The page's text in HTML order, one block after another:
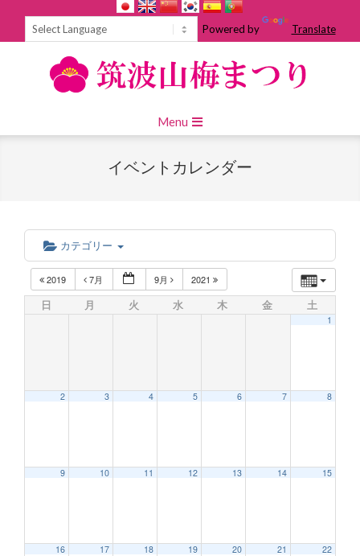
Powered by Translate
Navigation
Menu
イベントカレンダー
カテゴリー
2019 7月 9月 2021
日 月 火 水 木 金 土
1
2 3 4 5 6 7 8
9 10 11 12 13 14 15
16 17 18 19 20 21 22